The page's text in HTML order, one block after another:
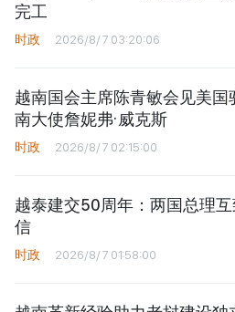
完工
时政 2026/8/7 03:20:06
越南国会主席陈青敏会见美国
南大使詹妮弗·威克斯
时政 2026/8/7 02:15:00
越泰建交50周年：两国总理
信
时政 2026/8/7 01:58:00